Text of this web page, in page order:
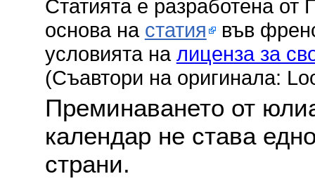
Статията е разработена
основа на статия във
условията на лиценза за
(Съавтори на оригинала:
Преминаването от
календар не става
страни.